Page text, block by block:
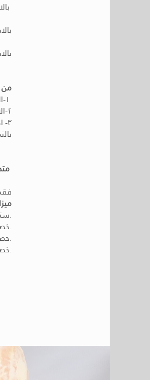
بالاضافة
من
٢-الاشخاص المهتمين بتحقيق ربح مادي ممتاز من تصوير سواء من البيت او من فتح استديو خاص بهم
* ستصلك شهادة رسمية من الاكاديمية.
* خصم 10٪ على أي ورشة او ودورة تالية معنا.
* خصم 10-20٪ من شركات شركائنا لمعدات التصوير.
* خصم 10٪.